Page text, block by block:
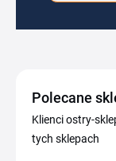
Polecane
Klienci ostry-
tych sklepach